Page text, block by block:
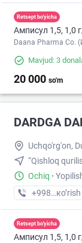
Retsept bo'yicha
Амписул 1,5, 1,0
Daana Pharma Co.
Mavjud: 3
20 000 so'm
DARDGA
Uchqo'rg'on,
“Qishloq
Ochiq ·
+998 (77)кo’rish
Retsept bo'yicha
Амписул 1,5, 1,0